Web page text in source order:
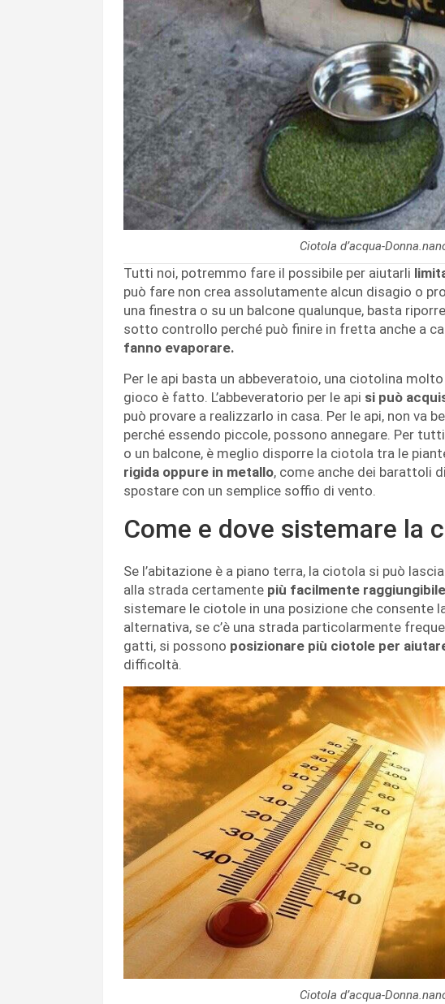
Ciotola d’acqua-
Tutti noi, potremmo fare il possibile per aiutarli
può fare non crea assolutamente alcun disagio o
una finestra o su un balcone qualunque, basta
sotto controllo perché può finire in fretta anche a
fanno evaporare.
Per le api basta un abbeveratoio, una ciotolina
gioco è fatto. L’abbeveratorio per le api si può
può provare a realizzarlo in casa. Per le api, non va
perché essendo piccole, possono annegare. Per
o un balcone, è meglio disporre la ciotola tra le
rigida oppure in metallo, come anche dei barattoli
spostare con un semplice soffio di vento.
Come e dove sistemare la
Se l’abitazione è a piano terra, la ciotola si può
alla strada certamente più facilmente
sistemare le ciotole in una posizione che consente
alternativa, se c’è una strada particolarmente
gatti, si possono posizionare più ciotole per
difficoltà.
Ciotola d’acqua-